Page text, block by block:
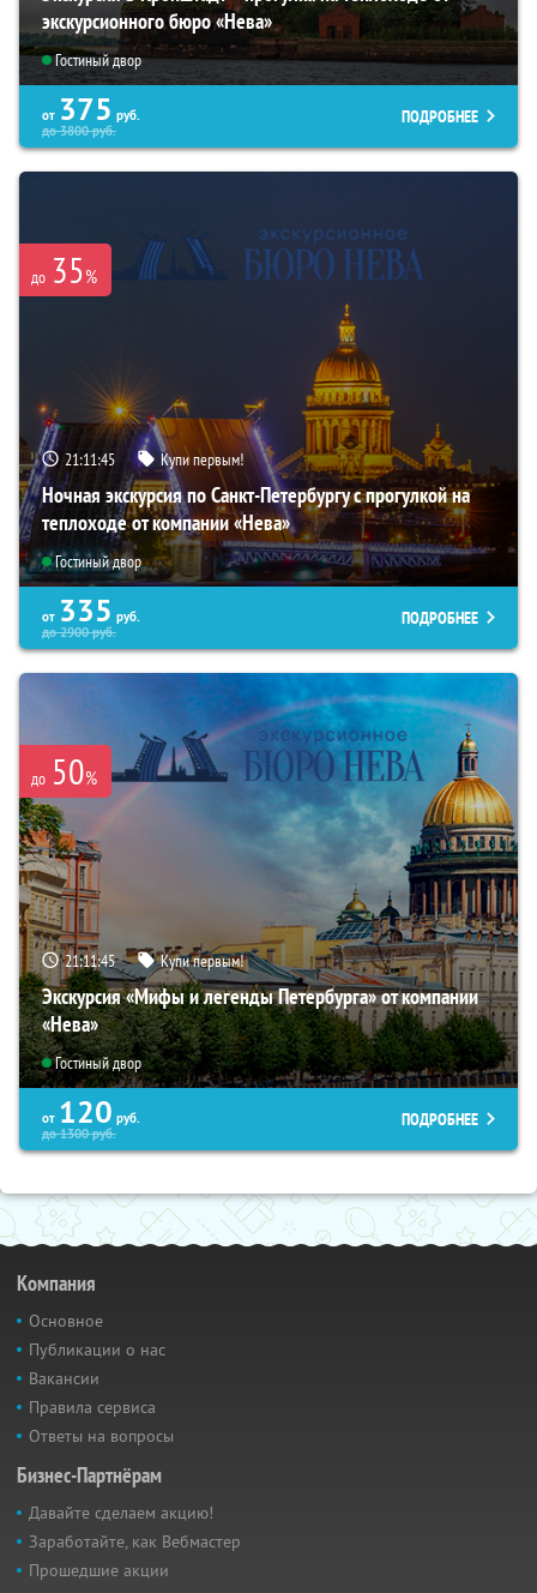
экскурсионного бюро «Нева»
Гостиный двор
от 375 руб.
до3800руб.
ПОДРОБНЕЕ
до 35%
21:11:43 Купи первым!
Ночная экскурсия по Санкт-Петербургу с прогулкой на
теплоходе от компании «Нева»
Гостиный двор
от 335 руб.
до2900руб.
ПОДРОБНЕЕ
до 50%
21:11:43 Купи первым!
Экскурсия «Мифы и легенды Петербурга» от компании
«Нева»
Гостиный двор
от 120 руб.
до1300руб.
ПОДРОБНЕЕ
Компания
Основное
Публикации о нас
Вакансии
Правила сервиса
Ответы на вопросы
Бизнес-Партнёрам
Давайте сделаем акцию!
Заработайте, как Вебмастер
Прошедшие акции